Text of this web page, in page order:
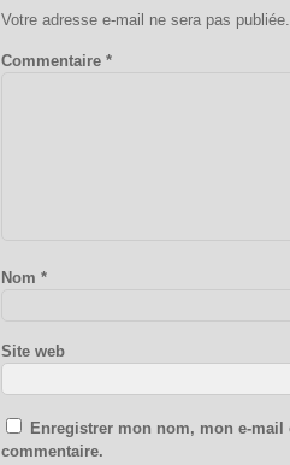
Votre adresse e-mail ne sera pas publiée.
Commentaire *
Nom *
Site web
Enregistrer mon nom, mon e-
commentaire.